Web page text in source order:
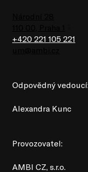
+420 221 105 221
Odpovědný
Alexandra Kunc
Provozovatel:
AMBI CZ, s.r.o.